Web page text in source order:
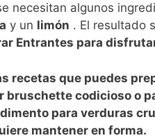
necesitan algunos
y un limón . El resultado
Entrantes para
recetas que puedes
bruschette codicioso o
para verduras
mantener en forma.